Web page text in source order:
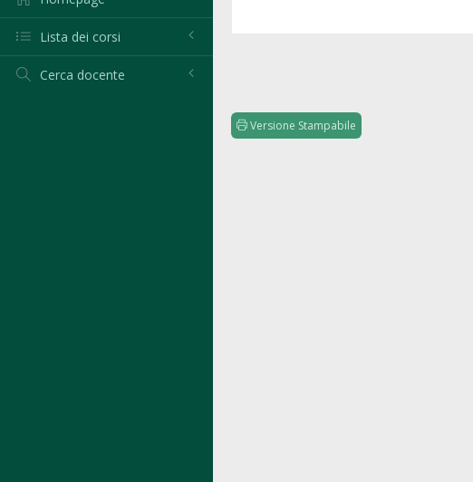
Lista dei corsi
Cerca docente
Versione Stampabile